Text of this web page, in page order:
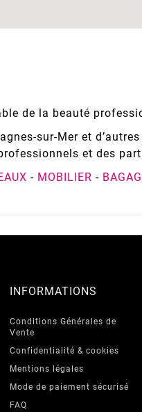
de la beauté
sur-Mer et
et des
- MOBILIER -
INFORMATIONS
Conditions Générales de
Vente
Confidentialité & cookies
Mentions légales
Mode de paiement sécurisé
FAQ